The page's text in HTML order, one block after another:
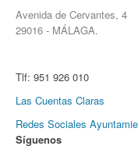
Avenida de Cervantes, 4
29016 - MÁLAGA.
Tlf: 951 926 010
Las Cuentas Claras
Redes Sociales
Síguenos